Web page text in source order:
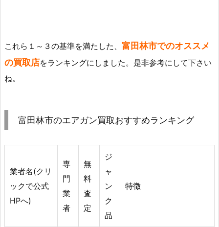
これら１～３の基準を満たした、 富田林市でのオススメ
の買取店をランキングにしました。是非参考にして下さい
ね。
富田林市のエアガン買取おすすめランキング
業者名(クリ
ックで公式
HPへ)
専
門
業
者
無
料
査
定
ジ
ャ
ン
ク
品
特徴